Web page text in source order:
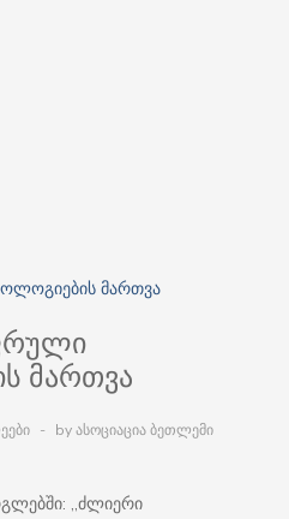
მართვა
by ასოციაცია ბეთლემი
,,ძლიერი